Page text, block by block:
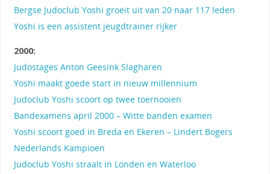
Bergse Judoclub Yoshi groeit uit van 20 naar 117 leden
Yoshi is een assistent jeugdtrainer rijker
2000:
Judostages Anton Geesink Slagharen
Yoshi maakt goede start in nieuw millennium
Judoclub Yoshi scoort op twee toernooien
Bandexamens april 2000 – Witte banden examen
Yoshi scoort goed in Breda en Ekeren – Lindert Bogers
Nederlands Kampioen
Judoclub Yoshi straalt in Londen en Waterloo